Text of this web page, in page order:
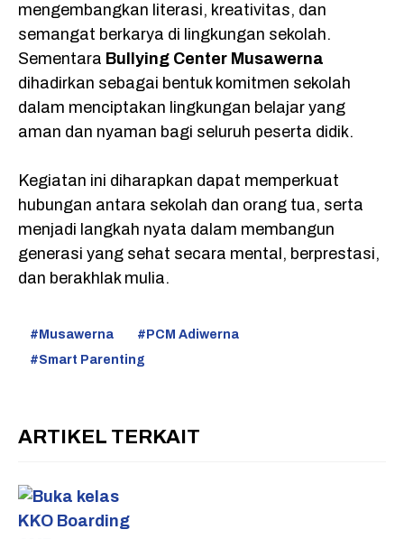
mengembangkan literasi, kreativitas, dan
semangat berkarya di lingkungan sekolah.
Sementara Bullying Center Musawerna
dihadirkan sebagai bentuk komitmen sekolah
dalam menciptakan lingkungan belajar yang
aman dan nyaman bagi seluruh peserta didik.
Kegiatan ini diharapkan dapat memperkuat
hubungan antara sekolah dan orang tua, serta
menjadi langkah nyata dalam membangun
generasi yang sehat secara mental, berprestasi,
dan berakhlak mulia.
Musawerna
PCM Adiwerna
Smart Parenting
ARTIKEL TERKAIT